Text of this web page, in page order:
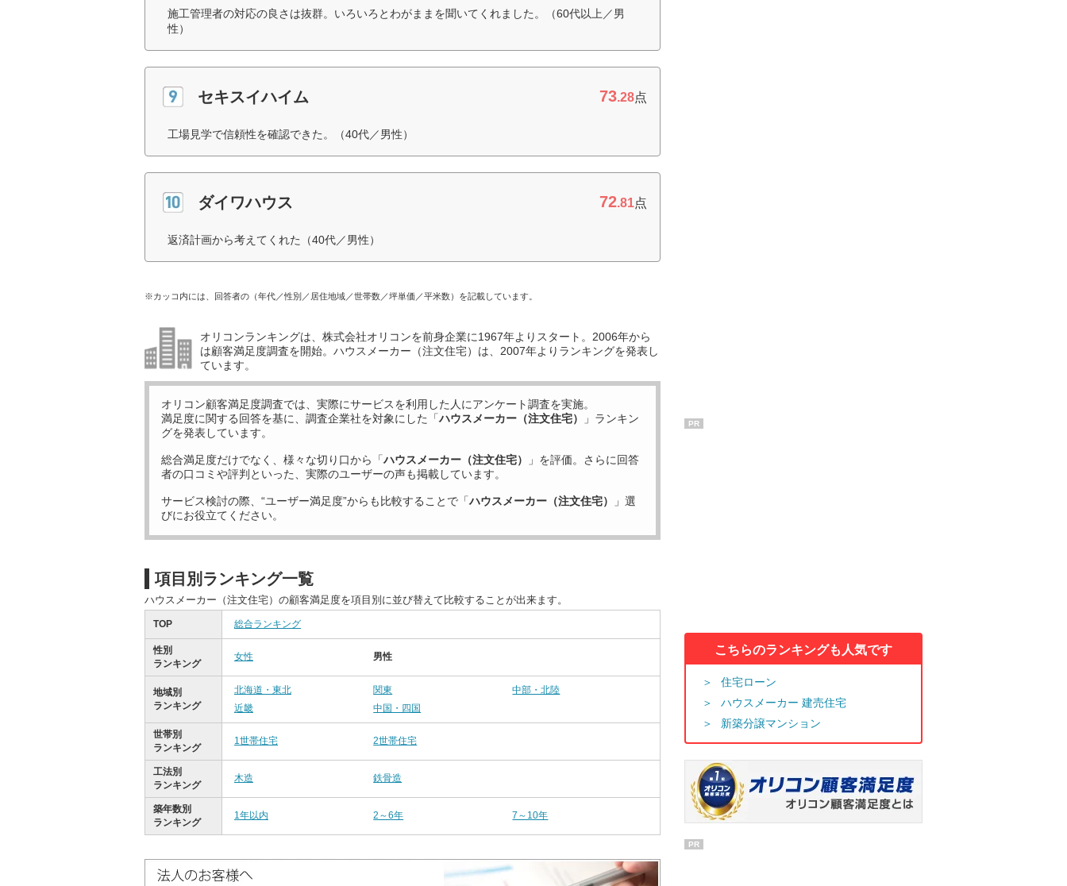
施工管理者の対応の良さは抜群。いろいろとわがままを聞いてくれました。（60代以上／男
性）
セキスイハイム 73.28点
工場見学で信頼性を確認できた。（40代／男性）
ダイワハウス 72.81点
返済計画から考えてくれた（40代／男性）
※カッコ内には、回答者の（年代／性別／居住地域／世帯数／坪単価／平米数）を記載しています。
オリコンランキングは、株式会社オリコンを前身企業に1967年よりスタート。2006年から
は顧客満足度調査を開始。ハウスメーカー（注文住宅）は、2007年よりランキングを発表し
ています。
オリコン顧客満足度調査では、実際にサービスを利用した 人にアンケート調査を実施。
満足度に関する回答を基に、調査企業社を対象にした「ハウスメーカー（注文住宅）
」ランキン
グを発表しています。
総合満足度だけでなく、様々な切り口から「ハウスメーカー（注文住宅）
」を評価。さらに回答
者の口コミや評判といった、実際のユーザーの声も掲載しています。
サービス検討の際、“ユーザー満足度”からも比較することで「ハウスメーカー（注文住宅）
」選
びにお役立てください。
項目別ランキング一覧
ハウスメーカー（注文住宅）の顧客満足度を項目別に並び替えて比較することが出来ます。
TOP 総合ランキング
性別
ランキング
女性 男性
地域別
ランキング
北海道・東北 関東
中部・北陸
近畿
中国・四国
世帯別
ランキング
1世帯住宅 2世帯住宅
工法別
ランキング
木造 鉄骨造
築年数別
ランキング
1年以内 2～6年 7～10年
PR
こちらのランキングも人気です
住宅ローン
ハウスメーカー 建売住宅
新築分譲マンション
PR